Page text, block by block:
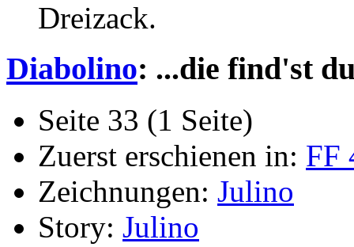
Dreizack.
Diabolino: ...die find'st
Seite 33 (1 Seite)
Zuerst erschienen in: FF
Zeichnungen: Julino
Story: Julino